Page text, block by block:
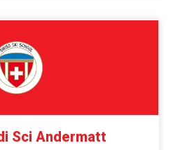
Sci Andermatt